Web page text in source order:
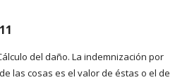
del daño. La indemnización por
las cosas es el valor de éstas o el de